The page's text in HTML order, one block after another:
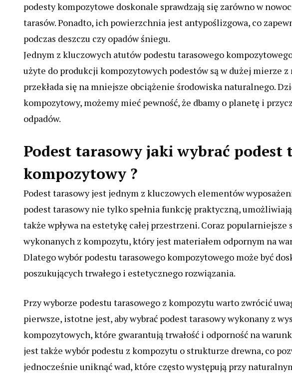
podesty kompozytowe doskonale sprawdzają się zarówno w
tarasów. Ponadto, ich powierzchnia jest antypoślizgowa, co
podczas deszczu czy opadów śniegu.
Jednym z kluczowych atutów podestu tarasowego
użyte do produkcji kompozytowych podestów są w dużej mierze
przekłada się na mniejsze obciążenie środowiska naturalnego.
kompozytowy, możemy mieć pewność, że dbamy o planetę i
odpadów.
Podest tarasowy jaki wybrać podest
kompozytowy ?
Podest tarasowy jest jednym z kluczowych elementów
podest tarasowy nie tylko spełnia funkcję praktyczną,
także wpływa na estetykę całej przestrzeni. Coraz
wykonanych z kompozytu, który jest materiałem odpornym na
Dlatego wybór podestu tarasowego kompozytowego może być
poszukujących trwałego i estetycznego rozwiązania.
Przy wyborze podestu tarasowego z kompozytu warto zwrócić
pierwsze, istotne jest, aby wybrać podest tarasowy wykonany z
kompozytowych, które gwarantują trwałość i odporność na
jest także wybór podestu z kompozytu o strukturze drewna, co
jednocześnie uniknąć wad, które często występują przy